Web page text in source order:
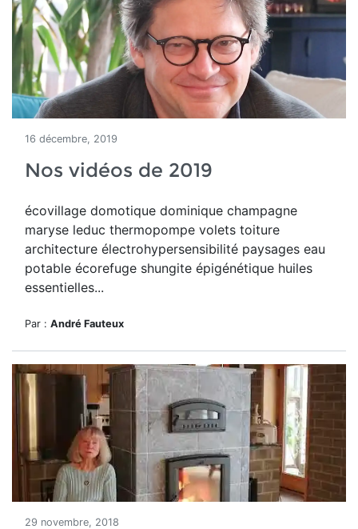
16 décembre, 2019
Nos vidéos de 2019
écovillage domotique dominique champagne
maryse leduc thermopompe volets toiture
architecture électrohypersensibilité paysages eau
potable écorefuge shungite épigénétique huiles
essentielles...
Par : André Fauteux
29 novembre, 2018